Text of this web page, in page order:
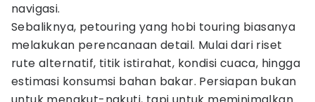
navigasi.
Sebaliknya, petouring yang hobi touring biasanya
melakukan perencanaan detail. Mulai dari riset
rute alternatif, titik istirahat, kondisi cuaca, hingga
estimasi konsumsi bahan bakar. Persiapan bukan